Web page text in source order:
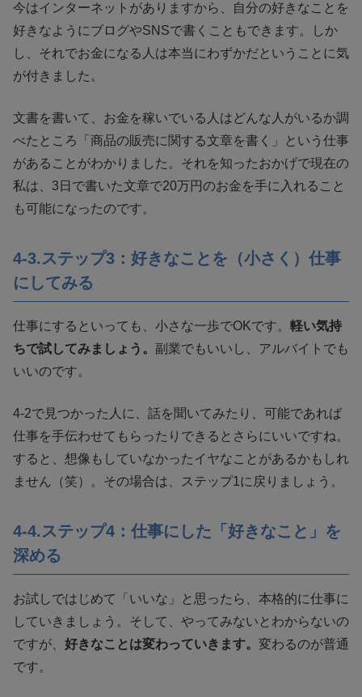
今はインターネットがありますから、自分の好きなことを
好きなようにブログやSNSで書くこともできます。しか
し、それでお金になる人は本当にわずかだということに気
が付きました。
文書を書いて、お金を稼いでいる人はどんな人がいるか調
べたところ「商品の販売に関する文章を書く」という仕事
があることがわかりました。それを知ったおかげで現在の
私は、3日で書いた文章で20万円のお金を手に入れること
も可能になったのです。
4-3.ステップ3：好きなことを（小さく）仕事
にしてみる
仕事にするといっても、小さな一歩でOKです。 軽い気持
ちで試してみましょう。 副業でもいいし、アルバイトでも
いいのです。
4-2で見つかった人に、話を聞いてみたり、可能であれば
仕事を手伝わせてもらったりできるとさらにいいですね。
すると、想像もしていなかったイヤなことがあるかもしれ
ません（笑）。その場合は、ステップ1に戻りましょう。
4-4.ステップ4：仕事にした「好きなこと」を
深める
お試しではじめて「いいな」と思ったら、本格的に仕事に
していきましょう。そして、やってみないとわからないの
ですが、 好きなことは変わっていきます。 変わるのが普通
です。